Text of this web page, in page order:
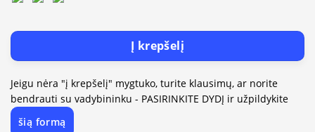
Į krepšelį
Jeigu nėra "į krepšelį" mygtuko, turite klausimų, ar norite
bendrauti su vadybininku - PASIRINKITE DYDĮ ir užpildykite
šią formą